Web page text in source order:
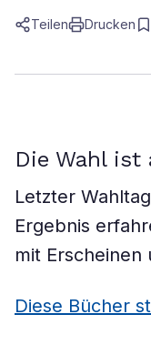
Teilen Drucken
Die Wahl ist
Letzter
Ergebnis
mit Erscheinen
Diese Bücher